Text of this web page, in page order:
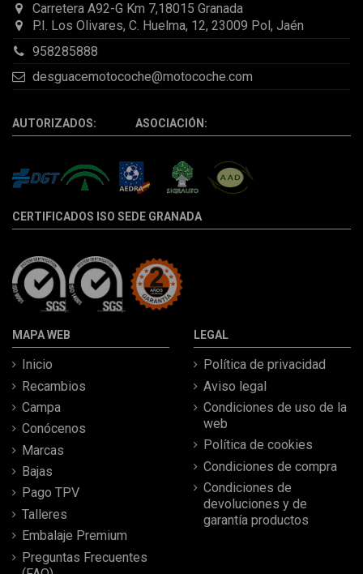
Carretera A92-G Km 7,18015 Granada
P.I. Los Olivares, C. Huelma, 12, 23009 Pol, Jaén
958285888
desguacemotocoche@motocoche.com
AUTORIZADOS: ASOCIACIÓN:
CERTIFICADOS ISO SEDE GRANADA
MAPA WEB
Inicio
Recambios
Campa
Conócenos
Marcas
Bajas
Pago TPV
Talleres
Embalaje Premium
Preguntas Frecuentes
LEGAL
Política de privacidad
Aviso legal
Condiciones de uso de la
web
Política de cookies
Condiciones de compra
Condiciones de
devoluciones y de
garantía productos